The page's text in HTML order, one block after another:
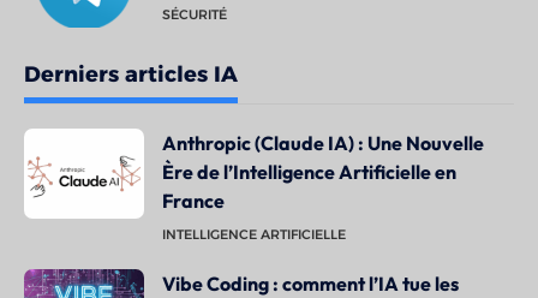
SÉCURITÉ
Derniers articles IA
Anthropic (Claude IA) : Une Nouvelle
Ère de l’Intelligence Artificielle en
France
INTELLIGENCE ARTIFICIELLE
Vibe Coding : comment l’IA tue les